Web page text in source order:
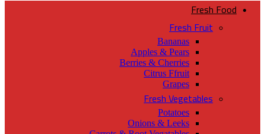
Fresh Food
Fresh Fruit
Bananas
Apples & Pears
Berries & Cherries
Citrus Ffruit
Grapes
Fresh Vegetables
Potatoes
Onions & Leeks